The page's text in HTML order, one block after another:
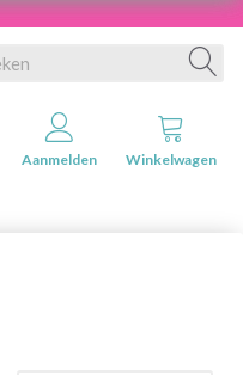
Aanmelden Winkelwagen